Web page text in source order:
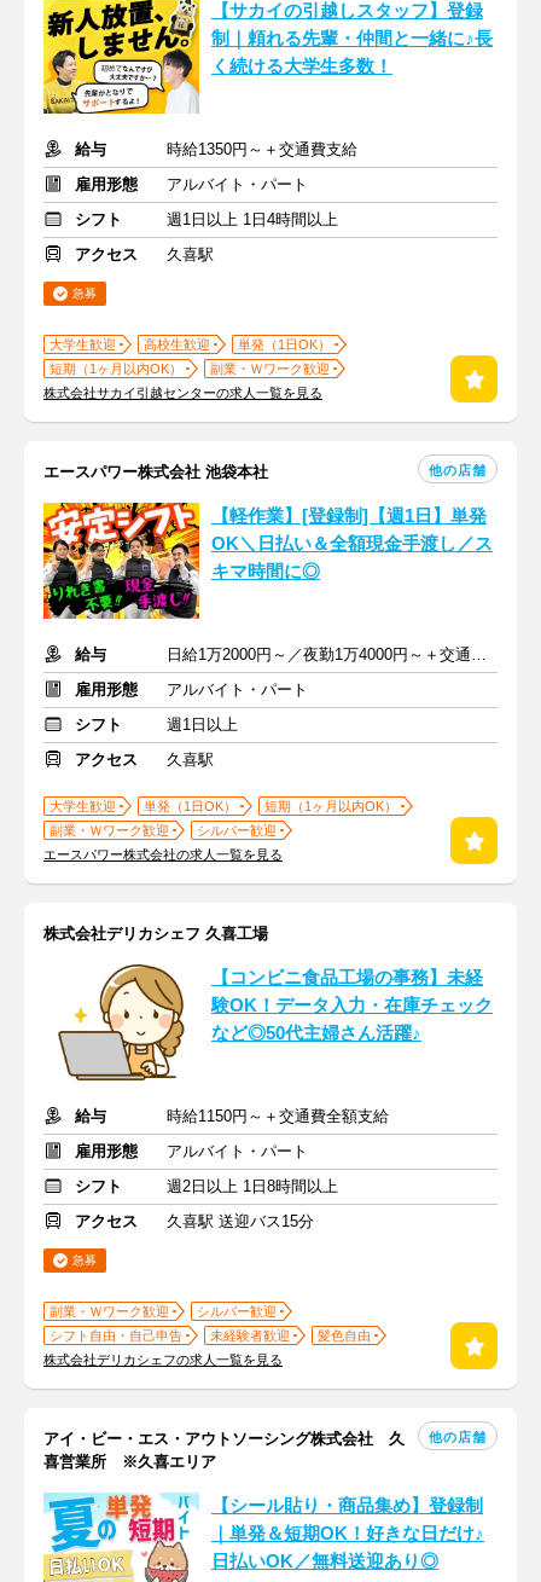
【サカイの引越しスタッフ】登録
制｜頼れる先輩・仲間と一緒に♪長
く続ける大学生多数！
給与
時給1350円～＋交通費支給
雇用形態
アルバイト・パート
シフト
週1日以上 1日4時間以上
アクセス
久喜駅
急募
大学生歓迎 高校生歓迎
単発（1日OK）
短期（1ヶ月以内OK）
副業・Ｗワーク歓迎
株式会社サカイ引越センターの求人一覧を見る
エースパワー株式会社 池袋本社 他の店舗
【軽作業】[登録制]【週1日】単発
OK＼日払い＆全額現金手渡し／ス
キマ時間に◎
給与
日給1万2000円～／夜勤1万4000円～＋交通費＋各種手当
雇用形態
アルバイト・パート
シフト
週1日以上
アクセス
久喜駅
大学生歓迎 単発（1日OK）
短期（1ヶ月以内OK）
副業・Ｗワーク歓迎
シルバー歓迎
エースパワー株式会社の求人一覧を見る
株式会社デリカシェフ 久喜工場
【コンビニ食品工場の事務】未経
験OK！データ入力・在庫チェック
など◎50代主婦さん活躍♪
給与
時給1150円～＋交通費全額支給
雇用形態
アルバイト・パート
シフト
週2日以上 1日8時間以上
アクセス
久喜駅 送迎バス15分
急募
副業・Ｗワーク歓迎
シルバー歓迎
シフト自由・自己申告
未経験者歓迎
髪色自由
株式会社デリカシェフの求人一覧を見る
アイ・ビー・エス・アウトソーシング株式会社 久
喜営業所 ※久喜エリア
他の店舗
【シール貼り・商品集め】登録制
｜単発＆短期OK！好きな日だけ♪
日払いOK／無料送迎あり◎